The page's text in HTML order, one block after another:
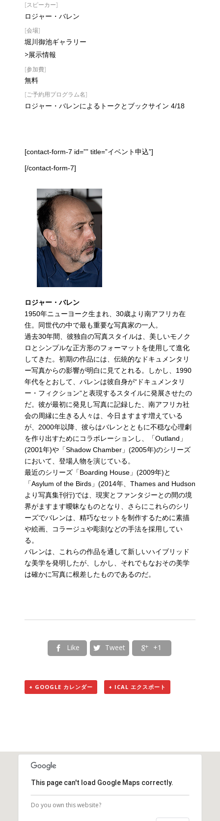
[スピーカー]
ロジャー・バレン
[会場]
堀川御池ギャラリー
>展示情報
[参加費]
無料
[ご予約用プログラム名]
ロジャー・バレンによるトークとブックサイン 4/18
[contact-form-7 id=”” title=”イベント申込”]
[/contact-form-7]
ロジャー・バレン
1950年ニューヨーク生まれ、30歳より南アフリカ在
住。同世代の中で最も重要な写真家の一人。
過去30年間、彼独自の写真スタイルは、美しいモノク
ロとシンプルな正方形のフォーマットを使用して進化
してきた。初期の作品には、伝統的なドキュメンタリ
ー写真からの影響が明白に見てとれる。しかし、1990
年代をとおして、バレンは彼自身が“ドキュメンタリ
ー・フィクション“と表現するスタイルに発展させたの
だ。彼が最初に発見し写真に記録した、南アフリカ社
会の周縁に生きる人々は、今日ますます増えている
が、2000年以降、彼らはバレンとともに不穏な心理劇
を作り出すためにコラボレーションし、「Outland」
(2001年)や「Shadow Chamber」(2005年)のシリーズ
において、登場人物を演じている。
最近のシリーズ「Boarding House」(2009年)と
「Asylum of the Birds」(2014年、Thames and Hudson
より写真集刊行)では、現実とファンタジーとの間の境
界がますます曖昧なものとなり、さらにこれらのシリ
ーズでバレンは、精巧なセットを制作するために素描
や絵画、コラージュや彫刻などの手法を採用してい
る。
バレンは、これらの作品を通して新しいハイブリッド
な美学を発明したが、しかし、それでもなおその美学
は確かに写真に根差したものであるのだ。
 Like  Tweet  +1
+ GOOGLE カレンダー + ICAL エクスポート
This page can't load Google Maps correctly.
Do you own this website?